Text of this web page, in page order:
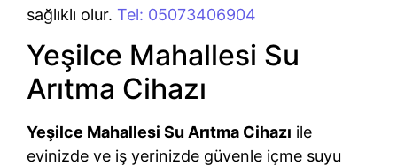
sağlıklı olur. Tel: 05073406904
Yeşilce Mahallesi Su
Arıtma Cihazı
Yeşilce Mahallesi Su Arıtma Cihazı ile
evinizde ve iş yerinizde güvenle içme suyu